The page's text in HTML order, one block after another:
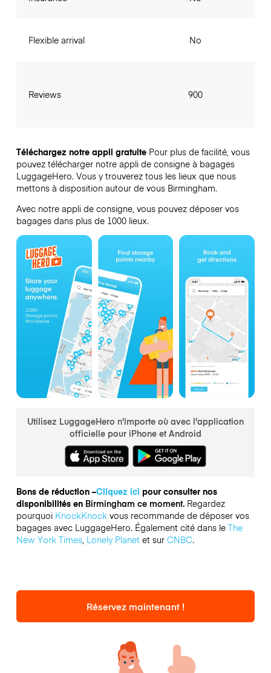
Flexible arrival
Reviews
No
900
Téléchargez notre appli gratuite Pour plus de facilité, vous
pouvez télécharger notre appli de consigne à bagages
LuggageHero. Vous y trouverez tous les lieux que nous
mettons à disposition autour de vous Birmingham.
Avec notre appli de consigne, vous pouvez déposer vos
bagages dans plus de 1000 lieux.
Utilisez LuggageHero n'importe où avec l'application
officielle pour iPhone et Android
Bons de réduction –Cliquez ici pour consulter nos
disponibilités en Birmingham ce moment. Regardez
pourquoi KnockKnockvous recommande de déposer vos
bagages avec LuggageHero. Également cité dans le The
New York Times, Lonely Planetet sur CNBC.
Réservez maintenant !